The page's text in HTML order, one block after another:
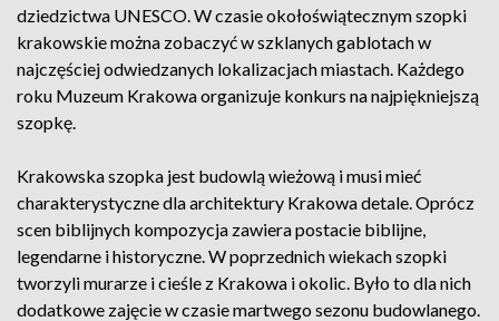
dziedzictwa UNESCO. W czasie okołoświątecznym szopki
krakowskie można zobaczyć w szklanych gablotach w
najczęściej odwiedzanych lokalizacjach miastach. Każdego
roku Muzeum Krakowa organizuje konkurs na najpiękniejszą
szopkę.
Krakowska szopka jest budowlą wieżową i musi mieć
charakterystyczne dla architektury Krakowa detale. Oprócz
scen biblijnych kompozycja zawiera postacie biblijne,
legendarne i historyczne. W poprzednich wiekach szopki
tworzyli murarze i cieśle z Krakowa i okolic. Było to dla nich
dodatkowe zajęcie w czasie martwego sezonu budowlanego.